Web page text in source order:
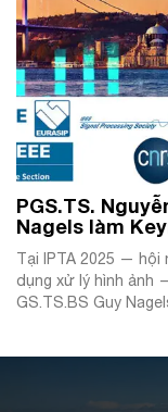
PGS.TS.
Nagels làm
Tại IPTA 2025 — hội
dụng xử lý hình ảnh
GS.TS.BS Guy